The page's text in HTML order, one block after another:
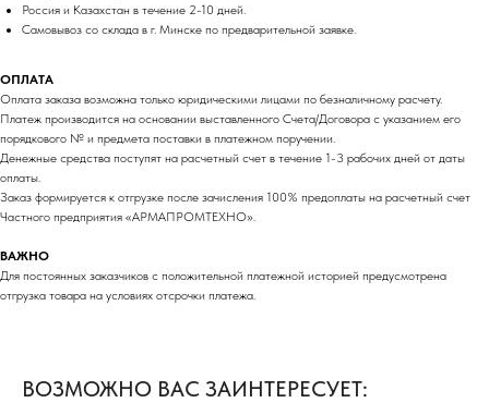
Россия и Казахстан в течение 2-10 дней.
Самовывоз со склада в г. Минске по предварительной заявке.
ОПЛАТА
Оплата заказа возможна только юридическими лицами по безналичному расчету.
Платеж производится на основании выставленного Счета/Договора с указанием его
порядкового № и предмета поставки в платежном поручении.
Денежные средства поступят на расчетный счет в течение 1-3 рабочих дней от даты
оплаты.
Заказ формируется к отгрузке после зачисления 100% предоплаты на расчетный счет
Частного предприятия «АРМАПРОМТЕХНО».
ВАЖНО
Для постоянных заказчиков с положительной платежной историей предусмотрена
отгрузка товара на условиях отсрочки платежа.
ВОЗМОЖНО ВАС ЗАИНТЕРЕСУЕТ: